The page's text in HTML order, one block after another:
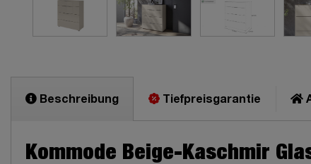
Beschreibung Tiefpreisgarantie
Kommode Beige-Kaschmir